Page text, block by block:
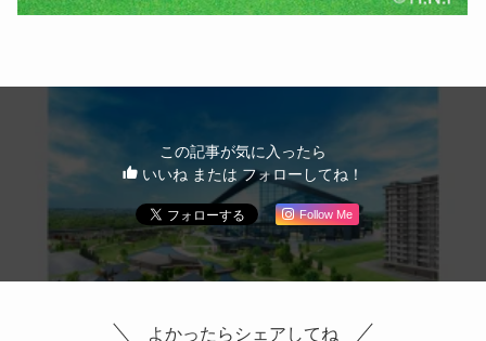
この記事が気に入ったら
いいね または フォローしてね！
Follow Me
よかったらシェアしてね